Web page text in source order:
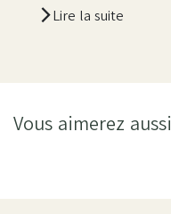
Lire la suite
Vous aimerez aussi